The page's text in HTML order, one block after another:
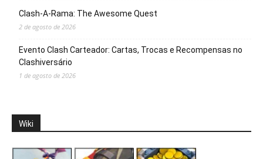
Clash-A-Rama: The Awesome Quest
2 de agosto de 2026
Evento Clash Carteador: Cartas, Trocas e Recompensas no
Clashiversário
1 de agosto de 2026
Wiki